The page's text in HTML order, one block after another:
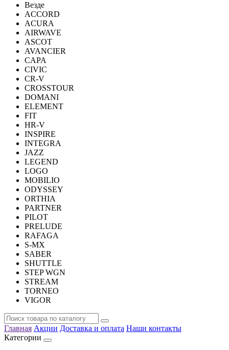
Везде
ACCORD
ACURA
AIRWAVE
ASCOT
AVANCIER
CAPA
CIVIC
CR-V
CROSSTOUR
DOMANI
ELEMENT
FIT
HR-V
INSPIRE
INTEGRA
JAZZ
LEGEND
LOGO
MOBILIO
ODYSSEY
ORTHIA
PARTNER
PILOT
PRELUDE
RAFAGA
S-MX
SABER
SHUTTLE
STEP WGN
STREAM
TORNEO
VIGOR
Главная Акции Доставка и оплата Наши контакты
Категории